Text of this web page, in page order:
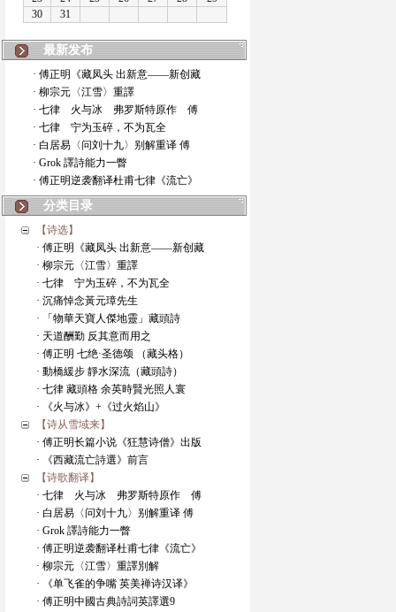
最新发布
· 傅正明《藏凤头 出新意——新创藏
· 柳宗元〈江雪〉重譯
· 七律 火与冰 弗罗斯特原作 傅
· 七律 宁为玉碎，不为瓦全
· 白居易〈问刘十九〉别解重译 傅
· Grok 譯詩能力一瞥
· 傅正明逆袭翻译杜甫七律《流亡》
分类目录
【诗选】
· 傅正明《藏凤头 出新意——新创藏
· 柳宗元〈江雪〉重譯
· 七律 宁为玉碎，不为瓦全
· 沉痛悼念黃元璋先生
· 「物華天寶人傑地靈」藏頭詩
· 天道酬勤 反其意而用之
· 傅正明 七绝·圣德颂 （藏头格）
· 動橋緩步 靜水深流（藏頭詩）
· 七律 藏頭格 余英時賢光照人寰
· 《火与冰》+《过火焰山》
【诗从雪域来】
· 傅正明长篇小说《狂慧诗僧》出版
· 《西藏流亡詩選》前言
【诗歌翻译】
· 七律 火与冰 弗罗斯特原作 傅
· 白居易〈问刘十九〉别解重译 傅
· Grok 譯詩能力一瞥
· 傅正明逆袭翻译杜甫七律《流亡》
· 柳宗元〈江雪〉重譯別解
· 《单飞雀的争嘴 英美禅诗汉译》
· 傅正明中國古典詩詞英譯選9